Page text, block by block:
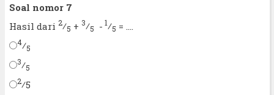
Soal nomor 7
Hasil dari 2⁄5 + 3⁄5 - 1⁄5 = ....
4⁄5
3⁄5
2⁄5